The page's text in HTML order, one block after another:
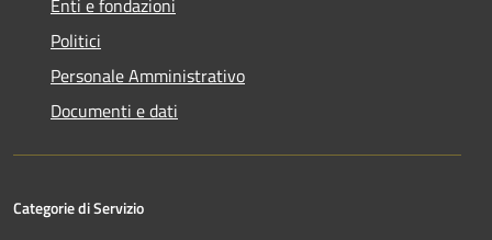
Enti e fondazioni
Politici
Personale Amministrativo
Documenti e dati
Categorie di Servizio